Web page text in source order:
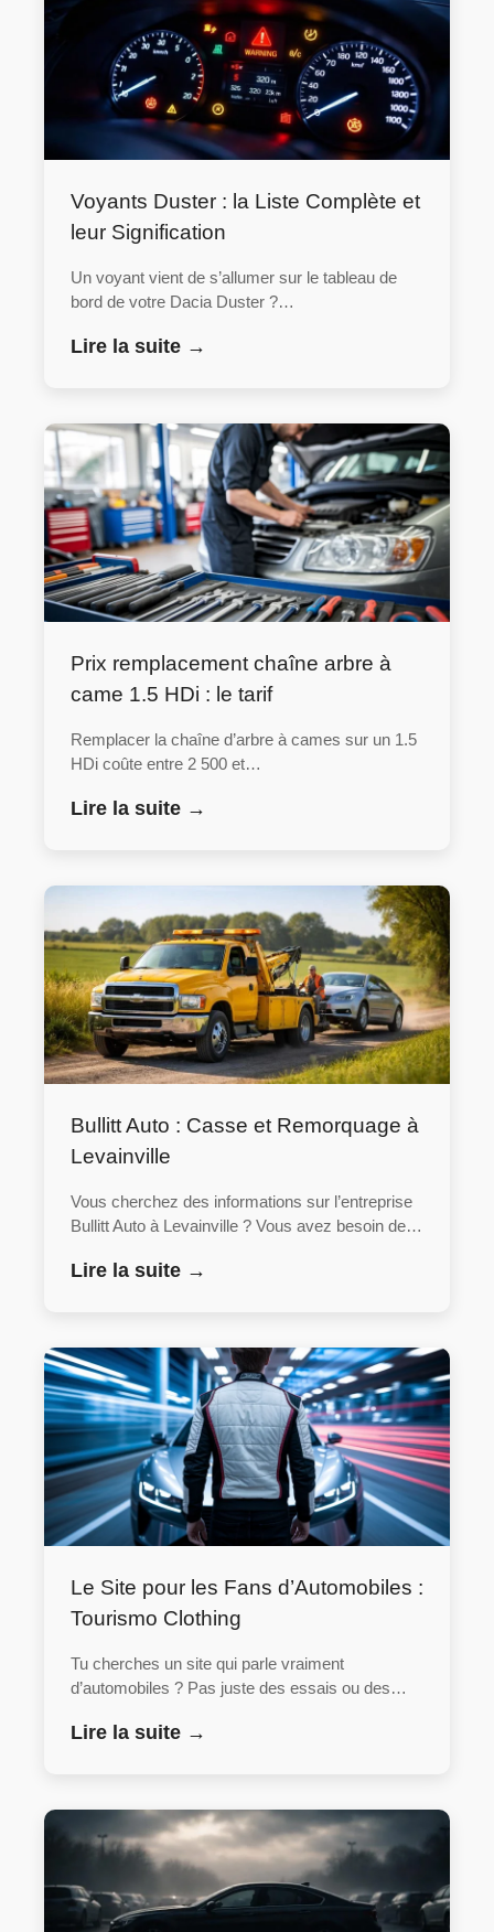
Voyants Duster : la Liste Complète et
leur Signification
Un voyant vient de s’allumer sur le tableau de
bord de votre Dacia Duster ?…
Lire la suite →
Prix remplacement chaîne arbre à
came 1.5 HDi : le tarif
Remplacer la chaîne d’arbre à cames sur un 1.5
HDi coûte entre 2 500 et…
Lire la suite →
Bullitt Auto : Casse et Remorquage à
Levainville
Vous cherchez des informations sur l’entreprise
Bullitt Auto à Levainville ? Vous avez besoin de…
Lire la suite →
Le Site pour les Fans d’Automobiles :
Tourismo Clothing
Tu cherches un site qui parle vraiment
d’automobiles ? Pas juste des essais ou des…
Lire la suite →